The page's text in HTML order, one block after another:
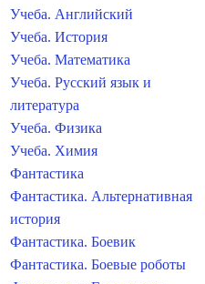
Учеба. Английский
Учеба. История
Учеба. Математика
Учеба. Русский язык и
литература
Учеба. Физика
Учеба. Химия
Фантастика
Фантастика. Альтернативная
история
Фантастика. Боевик
Фантастика. Боевые роботы